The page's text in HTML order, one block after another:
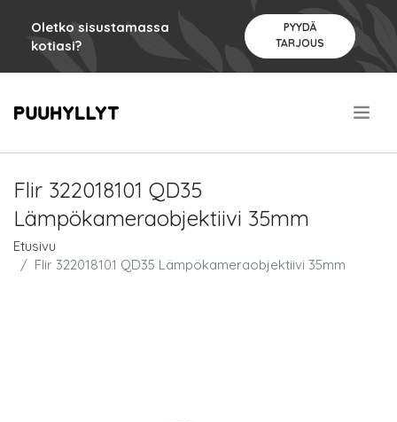
Oletko sisustamassa
kotiasi?
PYYDÄ
TARJOUS
Flir 322018101 QD35
Lämpökameraobjektiivi 35mm
Etusivu
Flir 322018101 QD35 Lämpökameraobjektiivi 35mm